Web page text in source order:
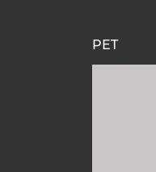
PET